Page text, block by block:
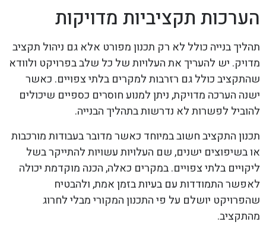
הערכות תקציביות מדויקות
תהליך בנייה כולל לא רק תכנון מפורט אלא גם ניהול תקציב
מדויק. יש להעריך את העלויות של כל שלב בפרויקט ולוודא
שהתקציב כולל גם רזרבות למקרים בלתי צפויים. כאשר
ישנה הערכה מדויקת, ניתן למנוע חוסרים כספיים שיכולים
להוביל לפשרות לא נדרשות בתהליך הבנייה.
תכנון התקציב חשוב במיוחד כאשר מדובר בעבודות מורכבות
או בשיפוצים ישנים, שם העלויות עשויות להתייקר בשל
ליקויים בלתי צפויים. במקרים כאלה, הכנה מוקדמת יכולה
לאפשר התמודדות עם בעיות בזמן אמת, ולהבטיח
שהפרויקט יושלם על פי התכנון המקורי מבלי לחרוג
מהתקציב.